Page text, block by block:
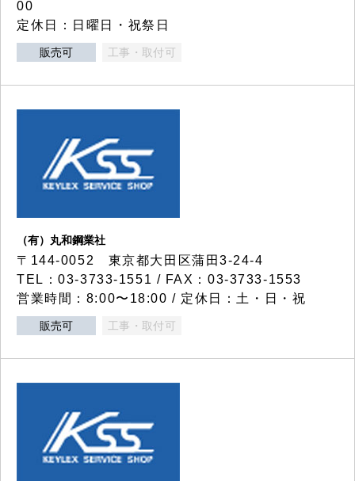
00
定休日：日曜日・祝祭日
販売可 工事・取付可
（有）丸和鋼業社
〒144-0052 東京都大田区蒲田3-24-4
TEL：03-3733-1551 / FAX：03-3733-1553
営業時間：8:00〜18:00 / 定休日：土・日・祝
販売可 工事・取付可